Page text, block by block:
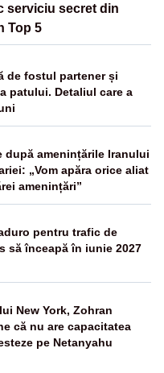
serviciu secret din
Top 5
de fostul partener și
patului. Detaliul care a
după amenințările Iranului
„Vom apăra orice aliat
amenințări”
pentru trafic de
să înceapă în iunie 2027
New York, Zohran
că nu are capacitatea
pe Netanyahu